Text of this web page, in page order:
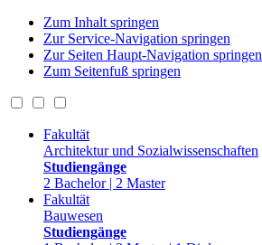
Zum Inhalt springen
Zur Service-Navigation springen
Zur Seiten Haupt-Navigation springen
Zum Seitenfuß springen
Fakultät
Architektur und Sozialwissenschaften
Studiengänge
2 Bachelor | 2 Master
Fakultät
Bauwesen
Studiengänge